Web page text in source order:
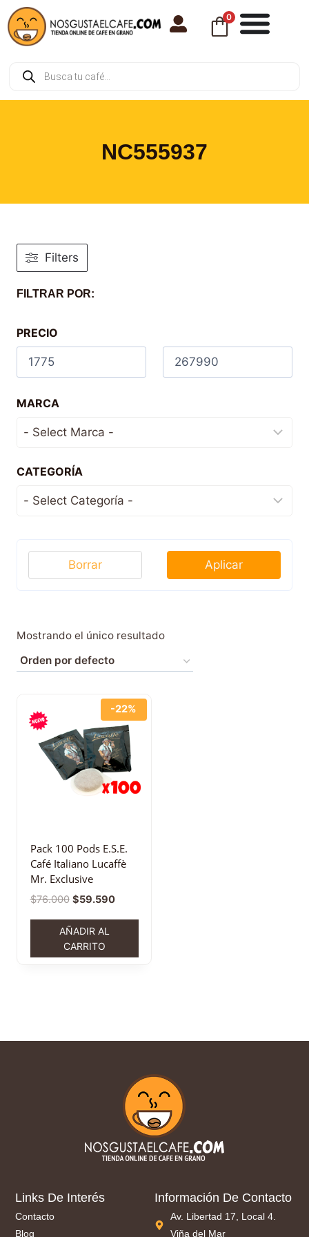
0
NC555937
Mostrando el único resultado
-22%
Pack 100 Pods E.S.E.
Café Italiano Lucaffè
Mr. Exclusive
$76.000 $59.590
AÑADIR AL
CARRITO
Filters
FILTRAR POR:
PRECIO
MARCA
CATEGORÍA
Aplicar
Borrar
Links De Interés
Contacto
Blog
Información De Contacto
Av. Libertad 17, Local 4.
Viña del Mar